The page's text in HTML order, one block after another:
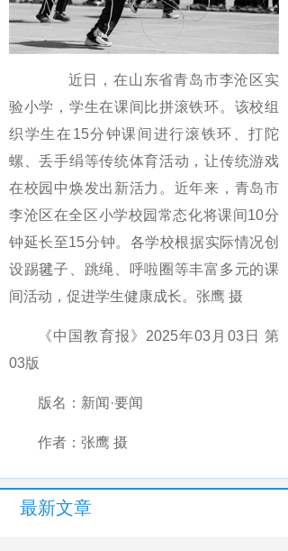
近日，在山东省青岛市李沧区实
验小学，学生在课间比拼滚铁环。该校组
织学生在15分钟课间进行滚铁环、打陀
螺、丢手绢等传统体育活动，让传统游戏
在校园中焕发出新活力。近年来，青岛市
李沧区在全区小学校园常态化将课间10分
钟延长至15分钟。各学校根据实际情况创
设踢毽子、跳绳、呼啦圈等丰富多元的课
间活动，促进学生健康成长。张鹰 摄
《中国教育报》2025年03月03日 第
03版
版名：新闻·要闻
作者：张鹰 摄
最新文章